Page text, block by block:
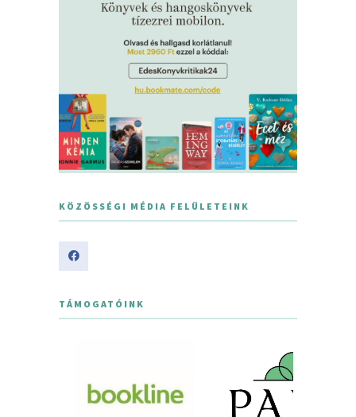
KÖZÖSSÉGI MÉDIA FELÜLETEINK
TÁMOGATÓINK